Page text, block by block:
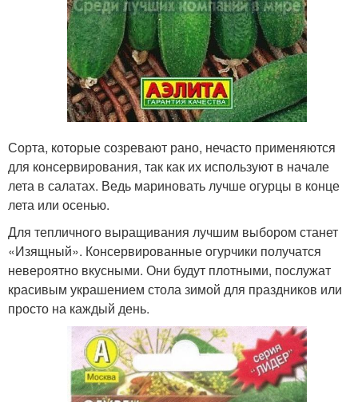
Сорта, которые созревают рано, нечасто применяются
для консервирования, так как их используют в начале
лета в салатах. Ведь мариновать лучше огурцы в конце
лета или осенью.
Для тепличного выращивания лучшим выбором станет
«Изящный». Консервированные огурчики получатся
невероятно вкусными. Они будут плотными, послужат
красивым украшением стола зимой для праздников или
просто на каждый день.